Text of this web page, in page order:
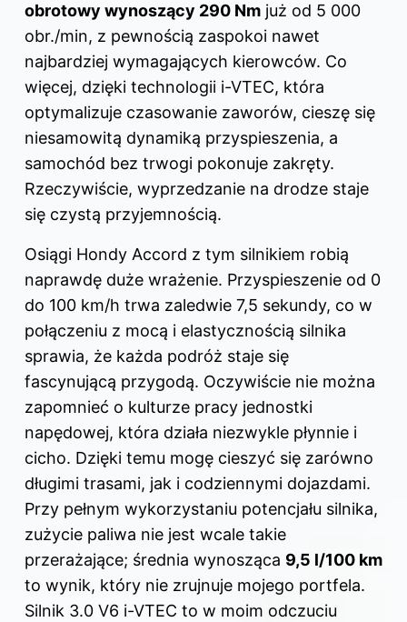
obrotowy wynoszący 290 Nm już od 5 000
obr./min, z pewnością zaspokoi nawet
najbardziej wymagających kierowców. Co
więcej, dzięki technologii i-VTEC, która
optymalizuje czasowanie zaworów, cieszę się
niesamowitą dynamiką przyspieszenia, a
samochód bez trwogi pokonuje zakręty.
Rzeczywiście, wyprzedzanie na drodze staje
się czystą przyjemnością.
Osiągi Hondy Accord z tym silnikiem robią
naprawdę duże wrażenie. Przyspieszenie od 0
do 100 km/h trwa zaledwie 7,5 sekundy, co w
połączeniu z mocą i elastycznością silnika
sprawia, że każda podróż staje się
fascynującą przygodą. Oczywiście nie można
zapomnieć o kulturze pracy jednostki
napędowej, która działa niezwykle płynnie i
cicho. Dzięki temu mogę cieszyć się zarówno
długimi trasami, jak i codziennymi dojazdami.
Przy pełnym wykorzystaniu potencjału silnika,
zużycie paliwa nie jest wcale takie
przerażające; średnia wynosząca 9,5 l/100 km
to wynik, który nie zrujnuje mojego portfela.
Silnik 3.0 V6 i-VTEC to w moim odczuciu